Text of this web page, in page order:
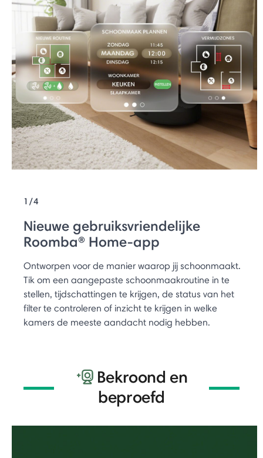
1/4
Nieuwe gebruiksvriendelijke
Roomba® Home-app
Ontworpen voor de manier waarop jij schoonmaakt.
Tik om een aangepaste schoonmaakroutine in te
stellen, tijdschattingen te krijgen, de status van het
filter te controleren of inzicht te krijgen in welke
kamers de meeste aandacht nodig hebben.
Bekroond en
beproefd